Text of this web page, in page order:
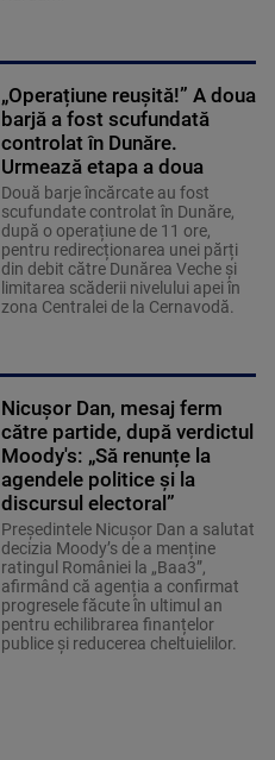
„Operațiune reușită!” A doua
barjă a fost scufundată
controlat în Dunăre.
Urmează etapa a doua
Două barje încărcate au fost
scufundate controlat în Dunăre,
după o operațiune de 11 ore,
pentru redirecționarea unei părți
din debit către Dunărea Veche și
limitarea scăderii nivelului apei în
zona Centralei de la Cernavodă.
Nicușor Dan, mesaj ferm
către partide, după verdictul
Moody's: „Să renunțe la
agendele politice şi la
discursul electoral”
Președintele Nicușor Dan a salutat
decizia Moody’s de a menține
ratingul României la „Baa3”,
afirmând că agenția a confirmat
progresele făcute în ultimul an
pentru echilibrarea finanțelor
publice și reducerea cheltuielilor.